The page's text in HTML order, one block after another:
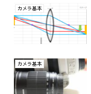
カメラ基本
カメラ基本